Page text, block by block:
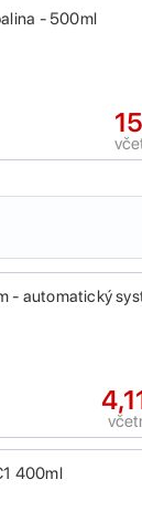
- 500ml
- automatický
400ml